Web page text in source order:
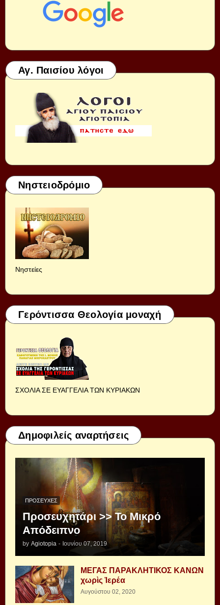
Αγ. Παισίου λόγοι
Νηστειοδρόμιο
Νηστείες
Γερόντισσα Θεολογία μοναχή
ΣΧΟΛΙΑ ΣΕ ΕΥΑΓΓΕΛΙΑ ΤΩΝ ΚΥΡΙΑΚΩΝ
Δημοφιλείς αναρτήσεις
ΠΡΟΣΕΥΧΈΣ
Προσευχητάρι >> Το Μικρό
Απόδειπνο
by Agiotopia - Ιουνίου 07, 2019
ΜΕΓΑΣ ΠΑΡΑΚΛΗΤΙΚΟΣ ΚΑΝΩΝ
χωρὶς Ἱερέα
Αυγούστου 02, 2020